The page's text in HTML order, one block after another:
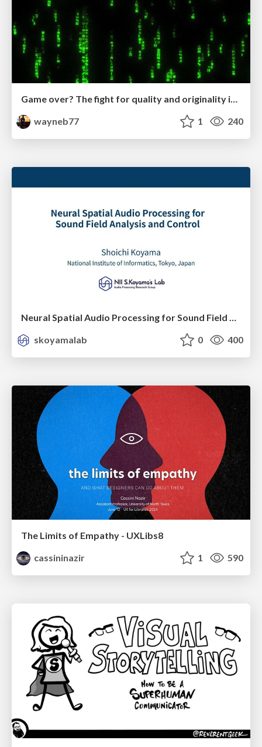
Game over? The fight for quality and originality in the time of robots
wayneb77
1 240
Neural Spatial Audio Processing for Sound Field Analysis and Control
skoyamalab
0 400
The Limits of Empathy - UXLibs8
cassininazir
1 590